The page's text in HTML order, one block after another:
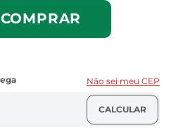
COMPRAR
Não sei meu CEP